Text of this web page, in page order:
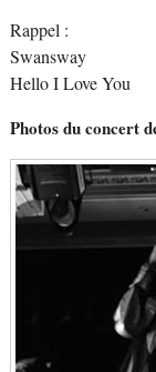
Rappel :
Swansway
Hello I Love You
Photos du concert